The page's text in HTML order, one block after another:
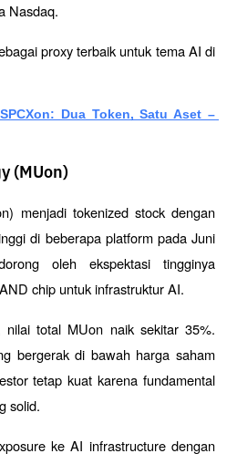
Nasdaq.
proxy terbaik untuk tema AI di
Dua Token, Satu Aset –
(MUon)
menjadi tokenized stock dengan
di beberapa platform pada Juni
oleh ekspektasi tingginya
chip untuk infrastruktur AI.
total MUon naik sekitar 35%.
bergerak di bawah harga saham
tetap kuat karena fundamental
solid.
ke AI infrastructure dengan